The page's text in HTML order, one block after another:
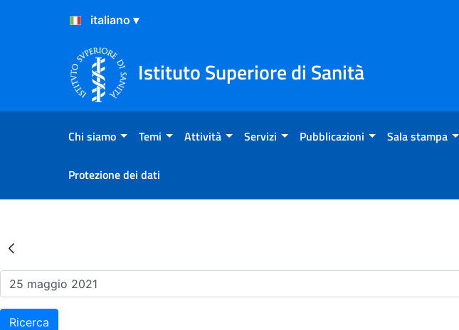
Salta al Contenuto
Salta al Footer
Istituto Superiore di Sanità
Chi siamo Temi Attività Servizi Pubblicazioni Sala stampa
Protezione dei dati
Risultati della Ricerca - Eventi
Ricerca